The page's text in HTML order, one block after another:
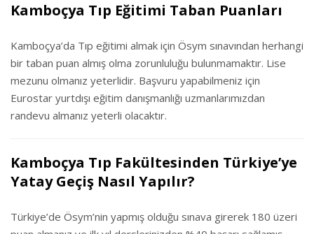
Kamboçya Tıp Eğitimi Taban Puanları
Kamboçya’da Tıp eğitimi almak için Ösym sınavından herhangi
bir taban puan almış olma zorunluluğu bulunmamaktır. Lise
mezunu olmanız yeterlidir. Başvuru yapabilmeniz için
Eurostar yurtdışı eğitim danışmanlığı uzmanlarımızdan
randevu almanız yeterli olacaktır.
Kamboçya Tıp Fakültesinden Türkiye’ye
Yatay Geçiş Nasıl Yapılır?
Türkiye’de Ösym’nin yapmış olduğu sınava girerek 180 üzeri